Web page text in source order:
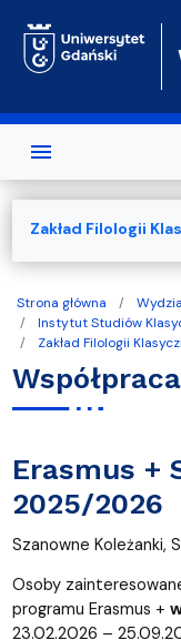
Strona główna
Instytut Studiów
Zakład Filologii
Erasmus +
2025/2026
Szanowne Koleżanki,
Osoby
programu Erasmus +
23.02.2026 –
Zakład Filologii